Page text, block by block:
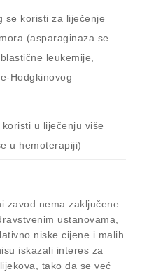
se koristi za liječenje
(asparaginaza se
leukemije,
Hodgkinovog
u liječenju više
u hemoterapiji)
zavod nema zaključene
ustanovama,
niske cijene i malih
iskazali interes za
tako da se već